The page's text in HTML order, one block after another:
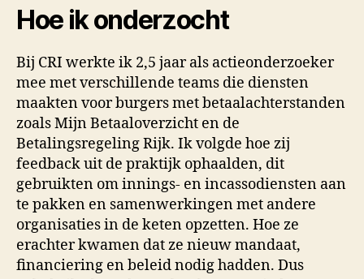
Hoe ik onderzocht
Bij CRI werkte ik 2,5 jaar als actieonderzoeker
mee met verschillende teams die diensten
maakten voor burgers met betaalachterstanden
zoals Mijn Betaaloverzicht en de
Betalingsregeling Rijk. Ik volgde hoe zij
feedback uit de praktijk ophaalden, dit
gebruikten om innings- en incassodiensten aan
te pakken en samenwerkingen met andere
organisaties in de keten opzetten. Hoe ze
erachter kwamen dat ze nieuw mandaat,
financiering en beleid nodig hadden. Dus